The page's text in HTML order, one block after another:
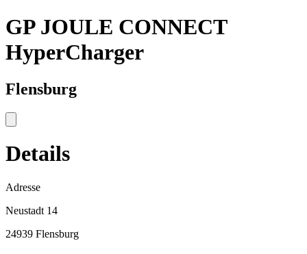
GP JOULE CONNECT
HyperCharger
Flensburg
Details
Adresse
Neustadt 14
24939 Flensburg